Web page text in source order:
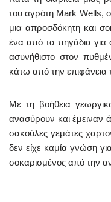
του αγρότη Mark Wells,
μια απροσδόκητη και
ένα από τα πηγάδια για
ασυνήθιστο στον
κάτω από την επιφάνεια
Με τη βοήθεια
ανασύρουν και έμειναν
σακούλες γεμάτες
δεν είχε καμία γνώση
σοκαρισμένος από την